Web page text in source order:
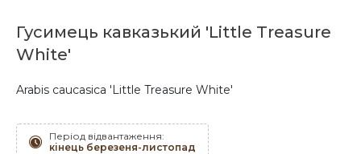
Гусимець кавказький 'Little Treasure
White'
Arabis caucasica 'Little Treasure White'
Період відвантаження:
кінець березеня-листопад